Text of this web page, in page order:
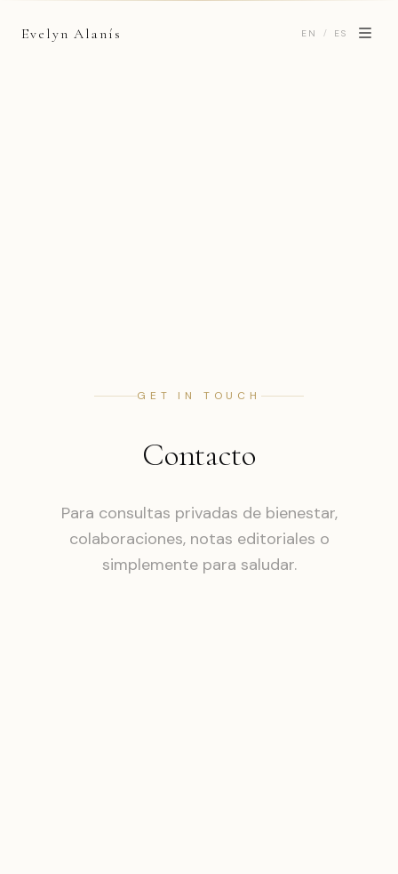
Evelyn Alanís EN / ES
GET IN TOUCH
Contacto
Para consultas privadas de bienestar,
colaboraciones, notas editoriales o
simplemente para saludar.